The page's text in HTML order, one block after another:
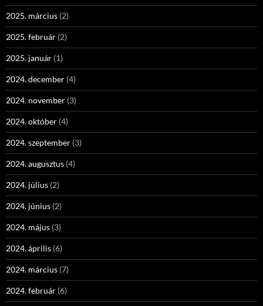
2025. március (2)
2025. február (2)
2025. január (1)
2024. december (4)
2024. november (3)
2024. október (4)
2024. szeptember (3)
2024. augusztus (4)
2024. július (2)
2024. június (2)
2024. május (3)
2024. április (6)
2024. március (7)
2024. február (6)